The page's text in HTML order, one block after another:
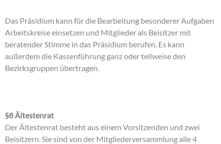
Das Präsidium kann für die Bearbeitung besonderer Aufgaben
Arbeitskreise einsetzen und Mitglieder als Beisitzer mit
beratender Stimme in das Präsidium berufen. Es kann
außerdem die Kassenführung ganz oder teilweise den
Bezirksgruppen übertragen.
§8 Ältestenrat
Der Ältestenrat besteht aus einem Vorsitzenden und zwei
Beisitzern. Sie sind von der Mitgliederversammlung alle 4